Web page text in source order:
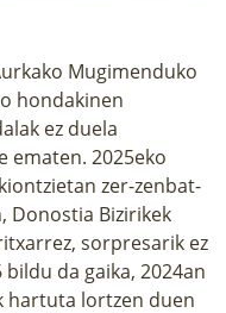
Mugimenduko
hondakinen
ez duela
ematen. 2025eko
zer-zenbat-
Donostia Bizirikek
sorpresarik ez
da gaika, 2024an
hartuta lortzen duen